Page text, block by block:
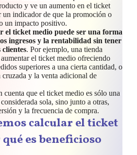
y ve un aumento en el ticket
un indicador de que la promoción o
un impacto positivo.
el ticket medio puede ser una forma
ingresos y la rentabilidad sin tener
. Por ejemplo, una tienda
el ticket medio ofreciendo
superiores a una cierta cantidad, o
y la venta adicional de
cuenta que el ticket medio es sólo una
sola, sino junto a otras,
y la frecuencia de compra.
calcular el ticket
es beneficioso